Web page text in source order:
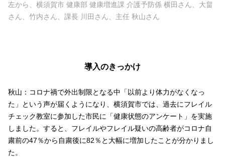
左から、横須賀市 健康部 健康増進課 介護予防係 横田さん、大畠
さん、竹内さん、課長 川田さん、主任 秋山さん
導入のきっかけ
秋山：コロナ禍で外出制限となる中「以前より体力がなくなっ
た」という声が届くようになり、横須賀市では、過去にフレイル
チェック教室に参加した市民に「健康状態のアンケート」を実施
しました。すると、フレイルやフレイル疑いの高齢者がコロナ自
粛前の47％から自粛後に82％と大幅に増加したことが分かりまし
た。